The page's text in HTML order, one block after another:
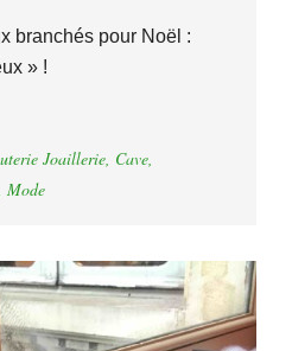
branchés pour Noël :
» !
Joaillerie, Cave,
Mode